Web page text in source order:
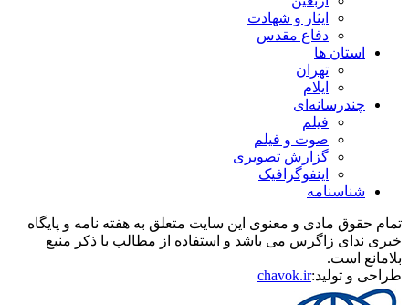
ایثار و شهادت
دفاع مقدس
استان ها
تهران
ایلام
چندرسانه‌ای
فیلم
صوت و فیلم
گزارش تصویری
اینفوگرافیک
شناسنامه
تمام حقوق مادی و معنوی این سایت متعلق به هفته نامه و پایگاه
خبری ندای زاگرس می باشد و استفاده از مطالب با ذکر منبع
بلامانع است.
طراحی و تولید:chavok.ir